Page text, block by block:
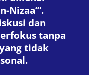
Nizaa’”.
dan
tanpa
tidak